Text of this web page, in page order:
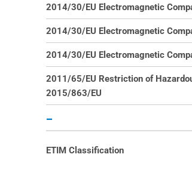
2014/30/EU Electromagnetic
2014/30/EU Electromagnetic
2014/30/EU Electromagnetic
2011/65/EU Restriction of
2015/863/EU
–
ETIM Classification